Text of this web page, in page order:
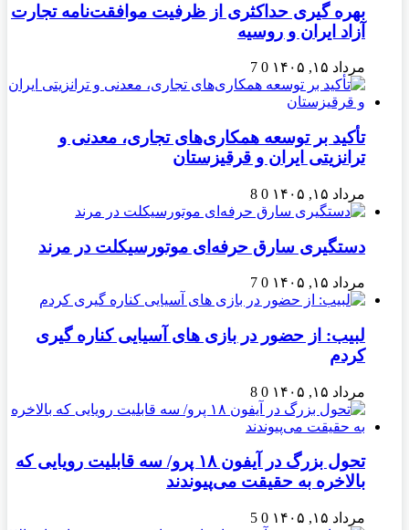
بهره گیری حداکثری از ظرفیت موافقت‌نامه تجارت
آزاد ایران و روسیه
مرداد ۱۵, ۱۴۰۵ 0
7
تأکید بر توسعه همکاری‌های تجاری، معدنی و
ترانزیتی ایران و قرقیزستان
مرداد ۱۵, ۱۴۰۵ 0
8
دستگیری سارق حرفه‌ای موتورسیکلت در مرند
مرداد ۱۵, ۱۴۰۵ 0
7
لبیب: از حضور در بازی های آسیایی کناره گیری
کردم
مرداد ۱۵, ۱۴۰۵ 0
8
تحول بزرگ در آیفون ۱۸ پرو/ سه قابلیت رویایی که
بالاخره به حقیقت می‌پیوندند
مرداد ۱۵, ۱۴۰۵ 0
5